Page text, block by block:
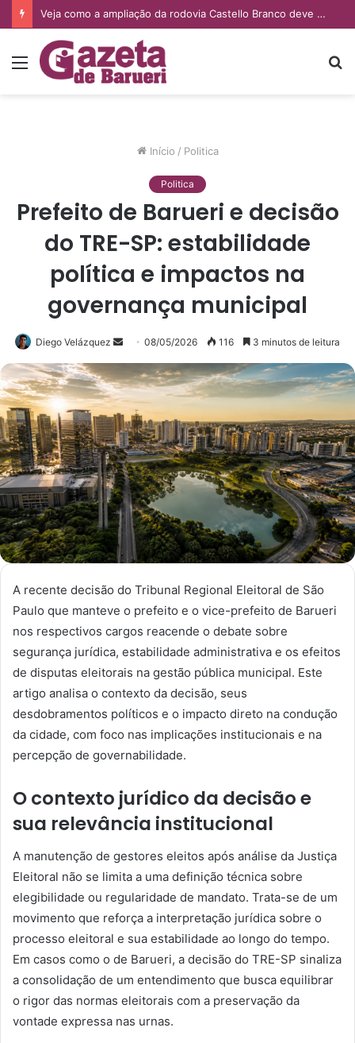
Veja como a ampliação da rodovia Castello Branco deve impactar os imóveis de Barueri e Santana de Parnaíba
Menu
Início / Politica
Politica
Prefeito de Barueri e decisão
do TRE-SP: estabilidade
política e impactos na
governança municipal
Diego Velázquez
Mande
um
e-
mail
08/05/2026 116 3 minutos de leitura
A recente decisão do Tribunal Regional Eleitoral de São
Paulo que manteve o prefeito e o vice-prefeito de Barueri
nos respectivos cargos reacende o debate sobre
segurança jurídica, estabilidade administrativa e os efeitos
de disputas eleitorais na gestão pública municipal. Este
artigo analisa o contexto da decisão, seus
desdobramentos políticos e o impacto direto na condução
da cidade, com foco nas implicações institucionais e na
percepção de governabilidade.
O contexto jurídico da decisão e
sua relevância institucional
A manutenção de gestores eleitos após análise da Justiça
Eleitoral não se limita a uma definição técnica sobre
elegibilidade ou regularidade de mandato. Trata-se de um
movimento que reforça a interpretação jurídica sobre o
processo eleitoral e sua estabilidade ao longo do tempo.
Em casos como o de Barueri, a decisão do TRE-SP sinaliza
a consolidação de um entendimento que busca equilibrar
o rigor das normas eleitorais com a preservação da
vontade expressa nas urnas.